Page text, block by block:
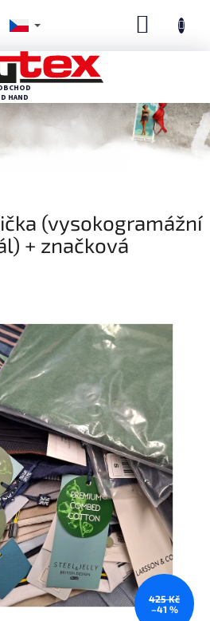
(vysokogramážní
+ značková
425 Kč
–41 %